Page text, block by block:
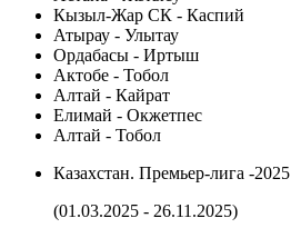
Кызыл-Жар СК - Каспий
Атырау - Улытау
Ордабасы - Иртыш
Актобе - Тобол
Алтай - Кайрат
Елимай - Окжетпес
Алтай - Тобол
Казахстан. Премьер-лига -2025
(01.03.2025 - 26.11.2025)